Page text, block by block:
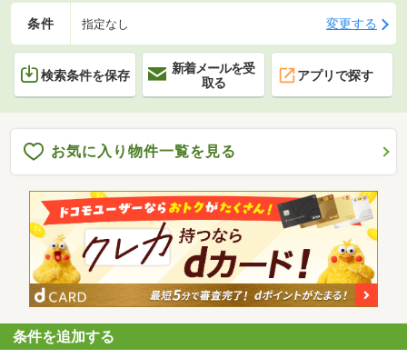
条件 指定なし 変更する
検索条件を保存
新着メールを受
取る
アプリで探す
お気に入り物件一覧を見る
条件を追加する